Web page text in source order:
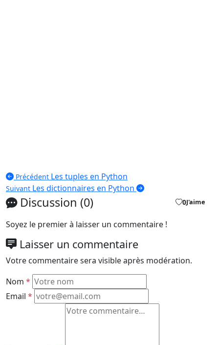
Précédent Les tuples en Python
Suivant Les dictionnaires en Python
Discussion (0) 0J'aime
Soyez le premier à laisser un commentaire !
Laisser un commentaire
Votre commentaire sera visible après modération.
Nom *
Email *